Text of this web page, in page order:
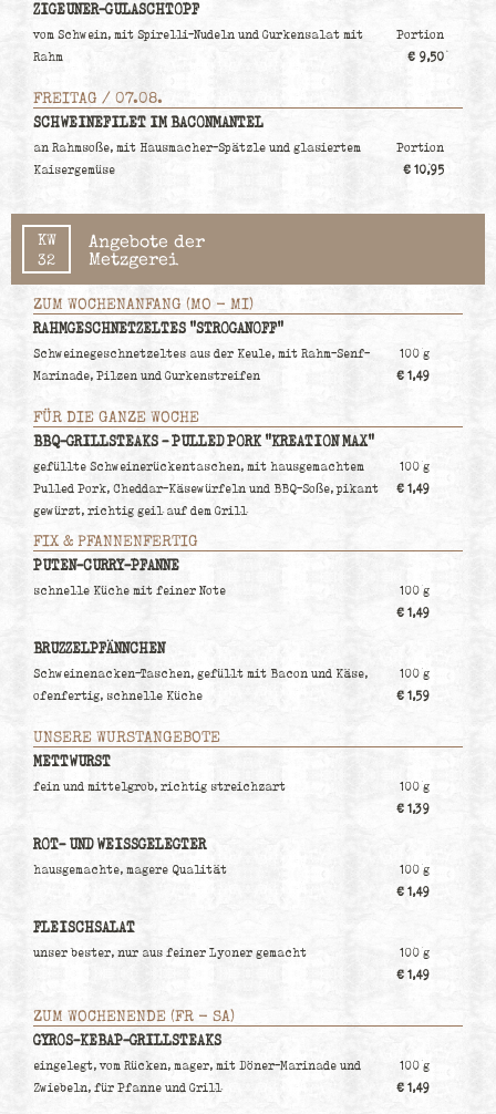
ZIGEUNER-GULASCHTOPF
vom Schwein, mit Spirelli-Nudeln und Gurkensalat mit
Rahm
Portion
€ 9,50
FREITAG / 07.08.
SCHWEINEFILET IM BACONMANTEL
an Rahmsoße, mit Hausmacher-Spätzle und glasiertem
Kaisergemüse
Portion
€ 10,95
KW
32
Angebote der
Metzgerei
ZUM WOCHENANFANG (MO - MI)
RAHMGESCHNETZELTES "STROGANOFF"
Schweinegeschnetzeltes aus der Keule, mit Rahm-Senf-
Marinade, Pilzen und Gurkenstreifen
100 g
€ 1,49
FÜR DIE GANZE WOCHE
BBQ-GRILLSTEAKS - PULLED PORK "KREATION MAX"
gefüllte Schweinerückentaschen, mit hausgemachtem
Pulled Pork, Cheddar-Käsewürfeln und BBQ-Soße, pikant
gewürzt, richtig geil auf dem Grill
100 g
€ 1,49
FIX & PFANNENFERTIG
PUTEN-CURRY-PFANNE
schnelle Küche mit feiner Note
100 g
€ 1,49
BRUZZELPFÄNNCHEN
Schweinenacken-Taschen, gefüllt mit Bacon und Käse,
ofenfertig, schnelle Küche
100 g
€ 1,59
UNSERE WURSTANGEBOTE
METTWURST
fein und mittelgrob, richtig streichzart
100 g
€ 1,39
ROT- UND WEISSGELEGTER
hausgemachte, magere Qualität
100 g
€ 1,49
FLEISCHSALAT
unser bester, nur aus feiner Lyoner gemacht
100 g
€ 1,49
ZUM WOCHENENDE (FR - SA)
GYROS-KEBAP-GRILLSTEAKS
eingelegt, vom Rücken, mager, mit Döner-Marinade und
Zwiebeln, für Pfanne und Grill
100 g
€ 1,49